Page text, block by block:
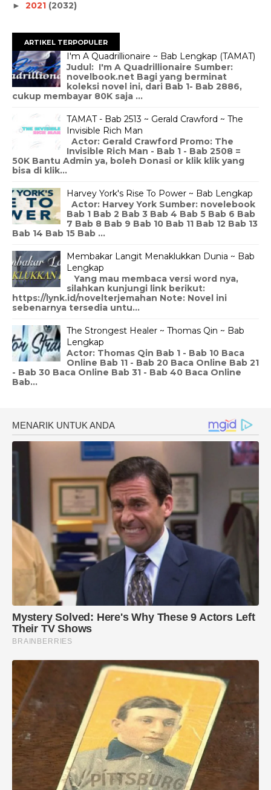
► 2021 (2032)
ARTIKEL TERPOPULER
I'm A Quadrillionaire ~ Bab Lengkap (TAMAT)
Judul: I'm A Quadrillionaire Sumber:
novelbook.net Bagi yang berminat
koleksi novel ini, dari Bab 1- Bab 2886,
cukup membayar 80K saja ...
TAMAT - Bab 2513 ~ Gerald Crawford ~ The
Invisible Rich Man
Actor: Gerald Crawford Promo: The
Invisible Rich Man - Bab 1 - Bab 2508 =
50K Bantu Admin ya, boleh Donasi or klik klik yang
bisa di klik...
Harvey York's Rise To Power ~ Bab Lengkap
Actor: Harvey York Sumber: novelebook
Bab 1 Bab 2 Bab 3 Bab 4 Bab 5 Bab 6 Bab
7 Bab 8 Bab 9 Bab 10 Bab 11 Bab 12 Bab 13
Bab 14 Bab 15 Bab ...
Membakar Langit Menaklukkan Dunia ~ Bab
Lengkap
Yang mau membaca versi word nya,
silahkan kunjungi link berikut:
https://lynk.id/novelterjemahan Note: Novel ini
sebenarnya tersedia untu...
The Strongest Healer ~ Thomas Qin ~ Bab
Lengkap
Actor: Thomas Qin Bab 1 - Bab 10 Baca
Online Bab 11 - Bab 20 Baca Online Bab 21
- Bab 30 Baca Online Bab 31 - Bab 40 Baca Online
Bab...